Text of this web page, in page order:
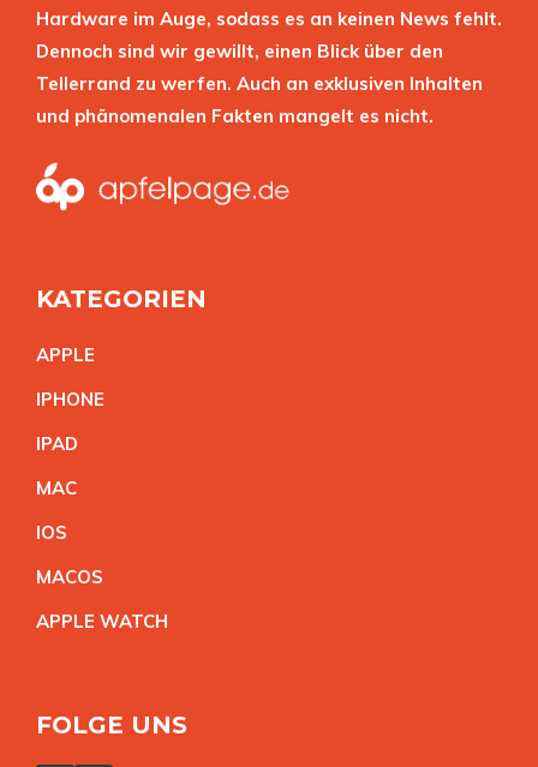
Hardware im Auge, sodass es an keinen News fehlt.
Dennoch sind wir gewillt, einen Blick über den
Tellerrand zu werfen. Auch an exklusiven Inhalten
und phänomenalen Fakten mangelt es nicht.
KATEGORIEN
APPLE
IPHONE
IPAD
MAC
IOS
MACOS
APPLE WATCH
FOLGE UNS